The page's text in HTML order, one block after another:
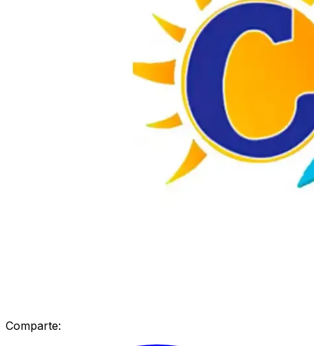
Comparte: